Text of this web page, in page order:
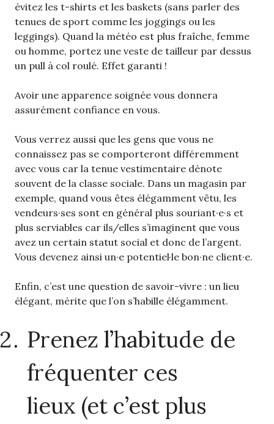
évitez les t-shirts et les baskets (sans parler des
tenues de sport comme les joggings ou les
leggings). Quand la météo est plus fraîche, femme
ou homme, portez une veste de tailleur par dessus
un pull à col roulé. Effet garanti !
Avoir une apparence soignée vous donnera
assurément confiance en vous.
Vous verrez aussi que les gens que vous ne
connaissez pas se comporteront différemment
avec vous car la tenue vestimentaire dénote
souvent de la classe sociale. Dans un magasin par
exemple, quand vous êtes élégamment vêtu, les
vendeurs·ses sont en général plus souriant·e·s et
plus serviables car ils/elles s’imaginent que vous
avez un certain statut social et donc de l’argent.
Vous devenez ainsi un·e potentiel·le bon·ne client·e.
Enfin, c’est une question de savoir-vivre : un lieu
élégant, mérite que l’on s’habille élégamment.
Prenez l’habitude de
fréquenter ces
lieux (et c’est plus